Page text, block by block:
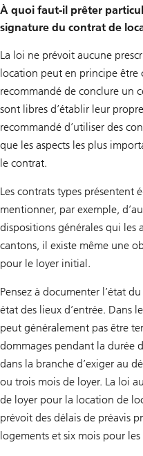
À quoi faut-il prêter
signature du contrat de
La loi ne prévoit aucune
location peut en principe être
recommandé de conclure un
sont libres d’établir leur
recommandé d’utiliser des
que les aspects les plus
le contrat.
Les contrats types présentent
mentionner, par exemple,
dispositions générales qui les
cantons, il existe même une
pour le loyer initial.
Pensez à documenter l’état
état des lieux d’entrée. Dans
peut généralement pas être
dommages pendant la durée
dans la branche d’exiger au
ou trois mois de loyer. La loi
de loyer pour la location de
prévoit des délais de préavis
logements et six mois pour